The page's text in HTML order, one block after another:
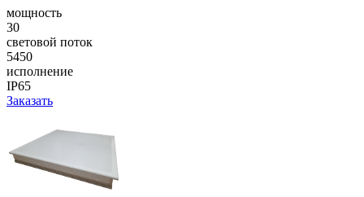
мощность
30
световой поток
5450
исполнение
IP65
Заказать